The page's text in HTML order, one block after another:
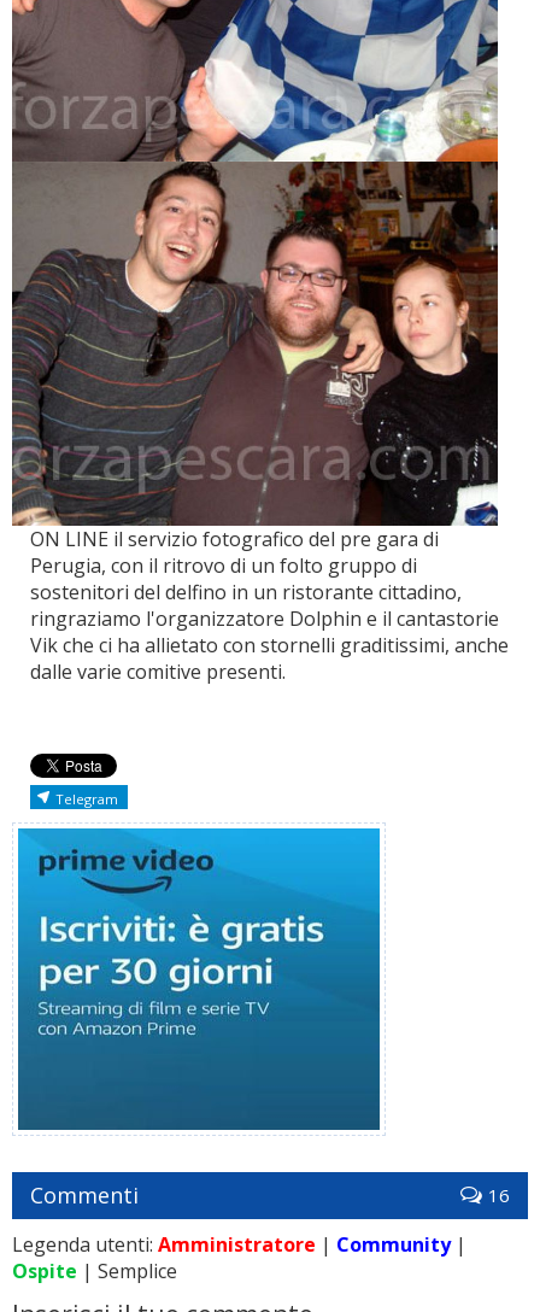
ON LINE il servizio fotografico del pre gara di
Perugia, con il ritrovo di un folto gruppo di
sostenitori del delfino in un ristorante cittadino,
ringraziamo l'organizzatore Dolphin e il cantastorie
Vik che ci ha allietato con stornelli graditissimi, anche
dalle varie comitive presenti.
Telegram
Commenti 16
Legenda utenti: Amministratore | Community|
Ospite | Semplice